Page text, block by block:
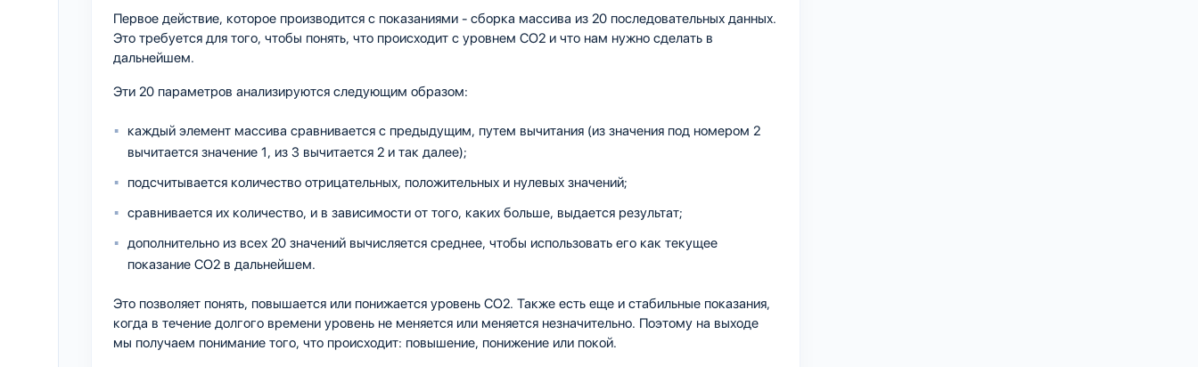
Первое действие, которое производится с показаниями - сборка массива из 20 последовательных данных.
Это требуется для того, чтобы понять, что происходит с уровнем CO2 и что нам нужно сделать в
дальнейшем.
Эти 20 параметров анализируются следующим образом:
каждый элемент массива сравнивается с предыдущим, путем вычитания (из значения под номером 2
вычитается значение 1, из 3 вычитается 2 и так далее);
подсчитывается количество отрицательных, положительных и нулевых значений;
сравнивается их количество, и в зависимости от того, каких больше, выдается результат;
дополнительно из всех 20 значений вычисляется среднее, чтобы использовать его как текущее
показание CO2 в дальнейшем.
Это позволяет понять, повышается или понижается уровень CO2. Также есть еще и стабильные показания,
когда в течение долгого времени уровень не меняется или меняется незначительно. Поэтому на выходе
мы получаем понимание того, что происходит: повышение, понижение или покой.